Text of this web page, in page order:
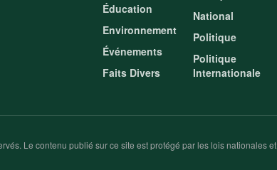
Éducation
Environnement
Événements
Faits Divers
National
Politique
Politique
Internationale
Le contenu publié sur ce site est protégé par les lois nationales et